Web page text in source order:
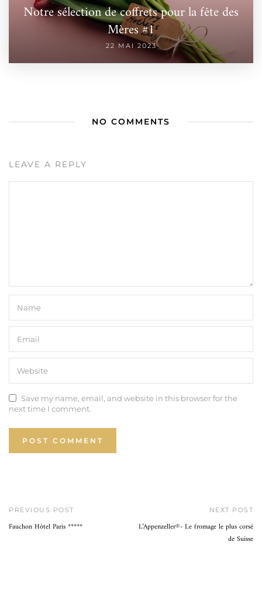
Notre sélection de coffrets pour la fête des
Mères #1
22 MAI 2023
NO COMMENTS
LEAVE A REPLY
Save my name, email, and website in this browser for the
next time I comment.
PREVIOUS POST
Fauchon Hôtel Paris *****
NEXT POST
L’Appenzeller®- Le fromage le plus corsé
de Suisse